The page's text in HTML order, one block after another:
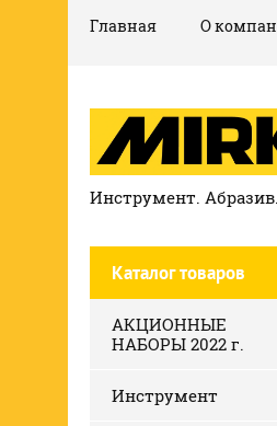
Главная О
Инструмент.
Каталог товаров
АКЦИОННЫЕ
НАБОРЫ 2022 г.
Инструмент